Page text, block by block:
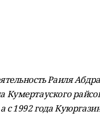
Раиля
Кумертауского
с 1992 года